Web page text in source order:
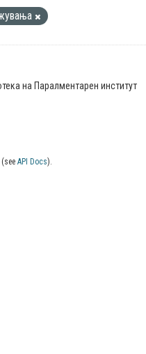
на Паралментарен институт
(see API Docs).